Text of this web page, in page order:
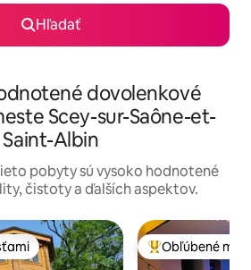
Hľadať
dovolenkové
Scey-sur-Saône-et-
Saint-Albin
pobyty sú vysoko hodnotené
čistoty a ďalších aspektov.
Najobľúbenejšie
Obľúbené